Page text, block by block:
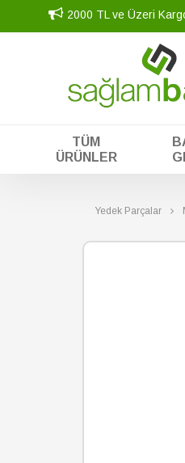
2000 TL ve Üzeri
TÜM
ÜRÜNLER
Yedek Parçalar